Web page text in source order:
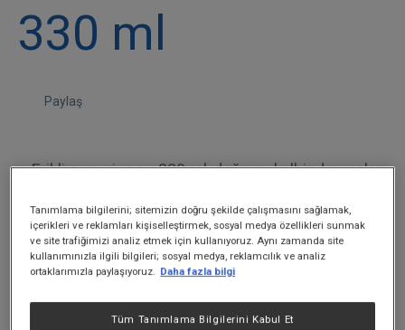
330 ml
Paylaş
Erikli cam şişe su 330 ml, doğanın kalbinden gelen
Biyoçeşitliliğin kalbindeki Uludağ’ın zirvesinden
gelen doğal kaynak suyu, özenle şişelenip yıllardır
değişmeyen Erikli lezzetiyle buluşur. Tek kişilik
yaşamın her anında premium bir kullanım sunar.
Tanımlama bilgilerini; sitemizin doğru şekilde çalışmasını sağlamak,
içerikleri ve reklamları kişiselleştirmek, sosyal medya özellikleri sunmak
ve site trafiğimizi analiz etmek için kullanıyoruz. Aynı zamanda site
kullanımınızla ilgili bilgileri; sosyal medya, reklamcılık ve analiz
ortaklarımızla paylaşıyoruz.
Daha fazla bilgi
Tüm Tanımlama Bilgilerini Kabul Et